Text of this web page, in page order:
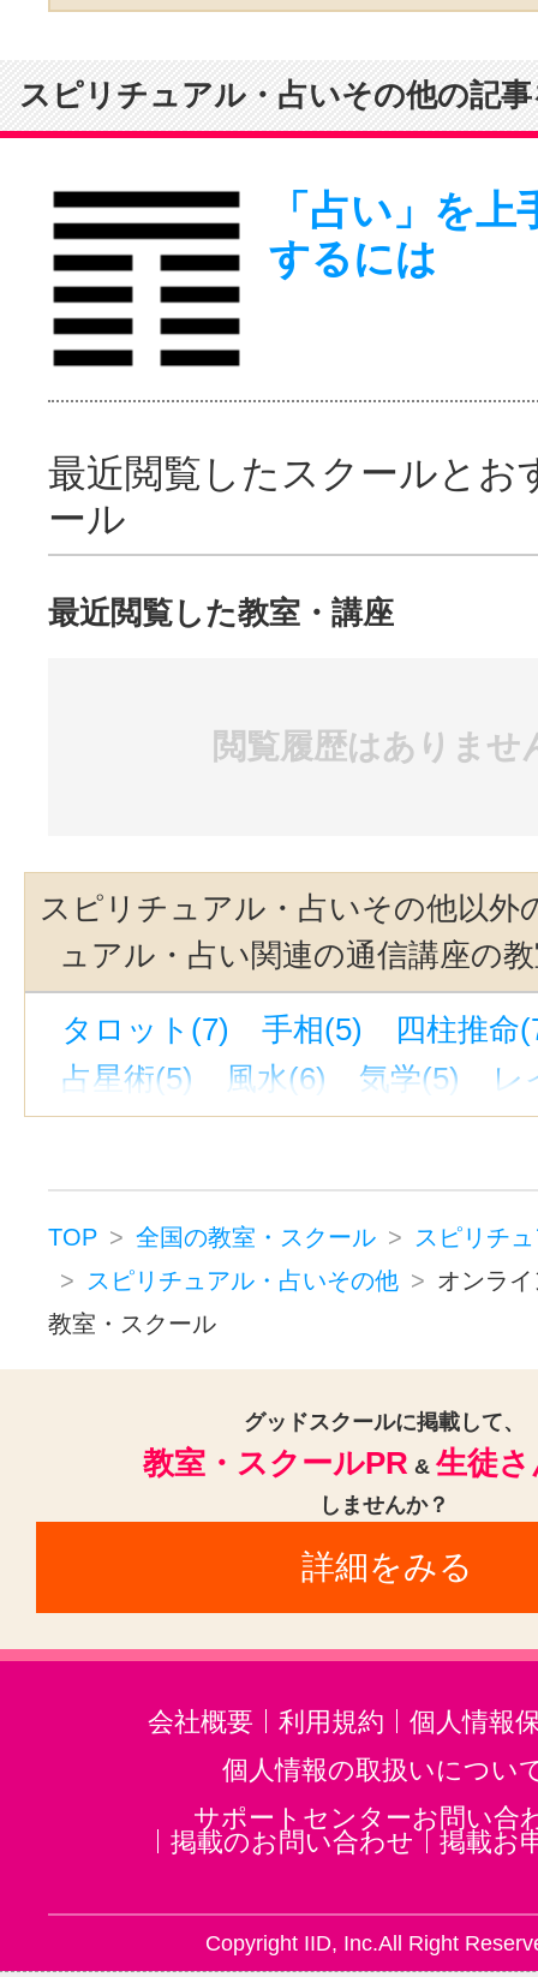
スピリチュアル・占いその他の記
「占い」を上
するには
最近閲覧したスクールとお
ール
最近閲覧した教室・講座
閲覧履歴はありませ
スピリチュアル・占いその他以外
ュアル・占い関連の通信講座の
タロット(7) 手相(5)
四柱推命
占星術(5)
風水(6) 気学(5) レ
TOP 全国の教室・スクール
スピリチ
スピリチュアル・占いその他
オンラ
教室・スクール
グッドスクールに掲載して、
教室・スクールPR & 生徒
しませんか？
詳細をみる
会社概要 利用規約
個人情報
個人情報の取扱いについ
サポートセンターお問い合
掲載のお問い合わせ
掲載お
Copyright IID, Inc.All Right